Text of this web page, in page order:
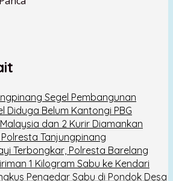
Segel Pembangunan
Diduga Belum Kantongi PBG
dan 2 Kurir Diamankan
Tanjungpinang
Terbongkar, Polresta Barelang
1 Kilogram Sabu ke Kendari
Pengedar Sabu di Pondok Desa